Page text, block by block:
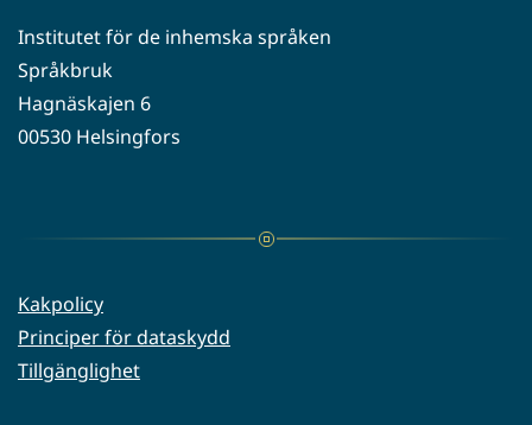
palveluun)
Institutet för de inhemska språken
Språkbruk
Hagnäskajen 6
00530 Helsingfors
Kakpolicy
Principer för dataskydd
Tillgänglighet